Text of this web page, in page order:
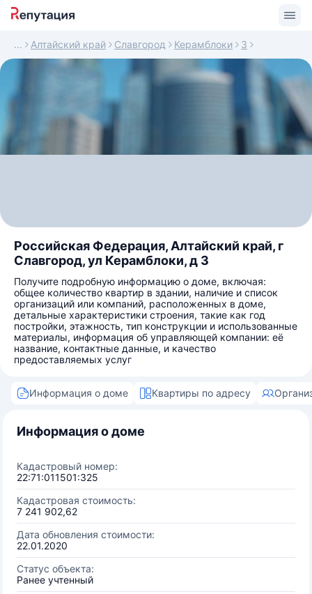
Алтайский край Славгород Керамблоки 3
Российская Федерация, Алтайский край, г
Славгород, ул Керамблоки, д 3
Получите подробную информацию о доме, включая:
общее количество квартир в здании, наличие и список
организаций или компаний, расположенных в доме,
детальные характеристики строения, такие как год
постройки, этажность, тип конструкции и использованные
материалы, информация об управляющей компании: её
название, контактные данные, и качество
предоставляемых услуг
Информация о доме Квартиры по адресу
Информация о доме
Кадастровый номер:
22:71:011501:325
Кадастровая стоимость:
7 241 902,62
Дата обновления стоимости:
22.01.2020
Статус объекта:
Ранее учтенный